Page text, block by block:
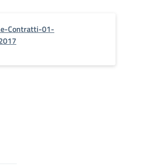
Contratti-01-